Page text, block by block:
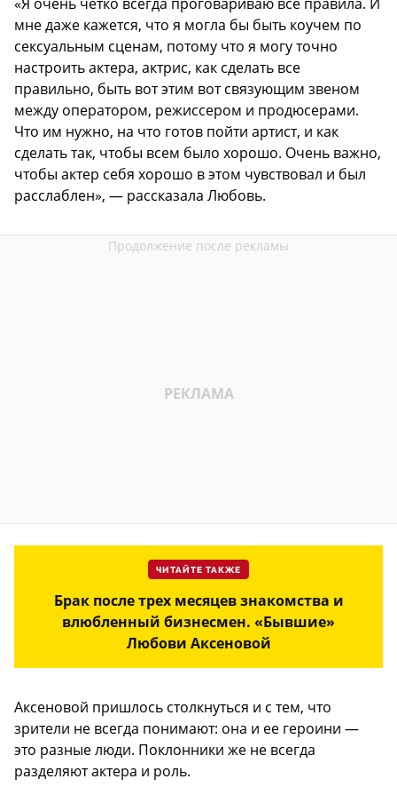
мне даже кажется, что я могла бы быть коучем по
сексуальным сценам, потому что я могу точно
настроить актера, актрис, как сделать все
правильно, быть вот этим вот связующим звеном
между оператором, режиссером и продюсерами.
Что им нужно, на что готов пойти артист, и как
сделать так, чтобы всем было хорошо. Очень важно,
чтобы актер себя хорошо в этом чувствовал и был
расслаблен», — рассказала Любовь.
ЧИТАЙТЕ ТАКЖЕ
Брак после трех месяцев знакомства и
влюбленный бизнесмен. «Бывшие»
Любови Аксеновой
Аксеновой пришлось столкнуться и с тем, что
зрители не всегда понимают: она и ее героини —
это разные люди. Поклонники же не всегда
разделяют актера и роль.